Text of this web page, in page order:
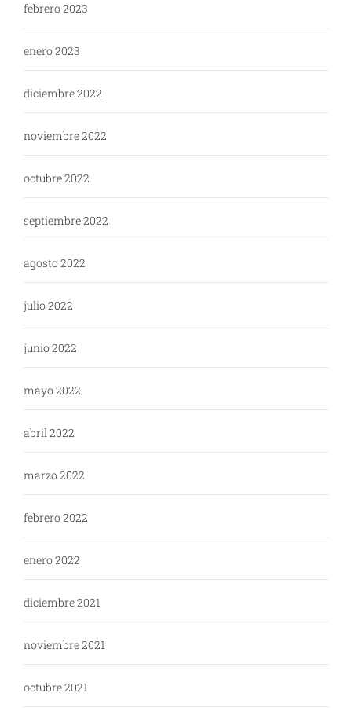
febrero 2023
enero 2023
diciembre 2022
noviembre 2022
octubre 2022
septiembre 2022
agosto 2022
julio 2022
junio 2022
mayo 2022
abril 2022
marzo 2022
febrero 2022
enero 2022
diciembre 2021
noviembre 2021
octubre 2021